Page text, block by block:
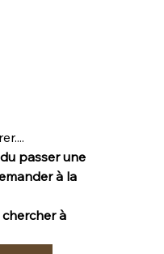
passer une
à la
à